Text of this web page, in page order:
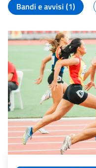
Bandi e avvisi (1)